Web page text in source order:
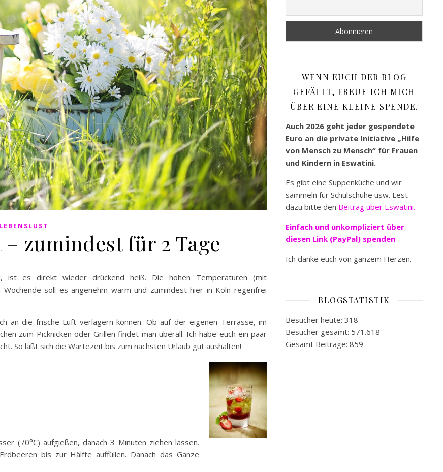
LEBENSLUST
zumindest für 2 Tage
ist es direkt wieder drückend heiß. Die hohen Temperaturen (mit
soll es angenehm warm und zumindest hier in Köln regenfrei
an die frische Luft verlagern können. Ob auf der eigenen Terrasse, im
zum Picknicken oder Grillen findet man überall. Ich habe euch ein paar
So läßt sich die Wartezeit bis zum nächsten Urlaub gut aushalten!
(70°C) aufgießen, danach 3 Minuten ziehen lassen.
bis zur Hälfte auffüllen. Danach das Ganze
WENN EUCH DER BLOG
GEFÄLLT, FREUE ICH MICH
ÜBER EINE KLEINE SPENDE.
Auch 2026 geht jeder gespendete
Euro an die private Initiative „Hilfe
von Mensch zu Mensch“ für Frauen
und Kindern in Eswatini.
Es gibt eine Suppenküche und wir
sammeln für Schulschuhe usw. Lest
dazu bitte den Beitrag über Eswatini.
Einfach und unkompliziert über
diesen Link (PayPal) spenden
Ich danke euch von ganzem Herzen.
BLOGSTATISTIK
Besucher heute: 318
Besucher gesamt: 571.618
Gesamt Beiträge: 859